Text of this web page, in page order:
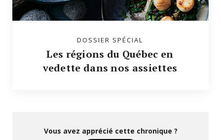
DOSSIER SPÉCIAL
Les régions du Québec en
vedette dans nos assiettes
Vous avez apprécié cette chronique ?